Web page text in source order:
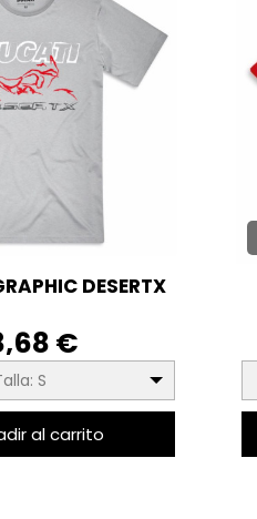
DESERTX
€
S
al carrito